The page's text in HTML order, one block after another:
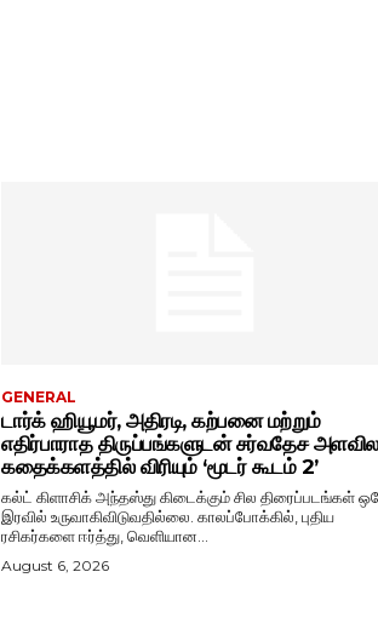
GENERAL
டார்க் ஹியூமர், அதிரடி, கற்பனை மற்றும்
எதிர்பாராத திருப்பங்களுடன் சர்வதேச
கதைக்களத்தில் விரியும் ‘மூடர் கூடம் 2’
கல்ட் கிளாசிக் அந்தஸ்து கிடைக்கும் சில திரைப்படங்கள்
இரவில் உருவாகிவிடுவதில்லை. காலப்போக்கில், புதிய
ரசிகர்களை ஈர்த்து, வெளியான...
August 6, 2026